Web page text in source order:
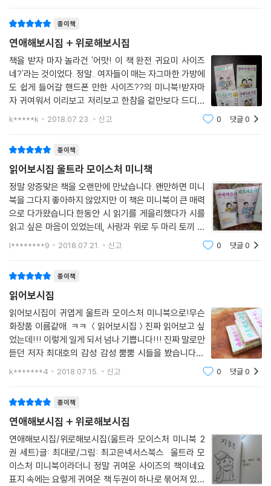
종이책
연애해보시집 + 위로해보시집
책을 받자 마자 놀라건 '어맛! 이 책 완전 귀요미 사이즈
네?'라는 것이었다. 정말.. 여자들이 매는 자그마한 가방에
도 쉽게 들어갈 핸드폰 만한 사이즈??의 미니북!받자마
자 귀여워서 이리보고 저리보고 한참을 겉만보다 드디어
펼친 책!사실 이 책은 빨리 읽으면 정말 10분만에도 읽을
k*****k 2018.07.23. 신고 0 댓글0
종이책
읽어보시집 울트라 모이스처 미니책
정말 앙증맞은 책을 오랜만에 만났습니다. 왠만하면 미니
북을 그다지 좋아하지 않았지만 이 책은 미니북이 큰 매력
으로 다가왔습니다.한동안 시 읽기를 게을리했다가 시를
읽고 싶은 마음이 있었는데, 사랑과 위로 두 마리 토끼 다
잡을 수 있는 주제라 더욱 좋았습니다.연애세포가 다 죽었
l********9 2018.07.21. 신고 0 댓글0
종이책
읽어보시집
읽어보시집이 귀엽게 울트라 모이스처 미니북으로!무슨
화장품 이름같애. ㅋㅋ ＜읽어보시집＞진짜 읽어보고 싶
었는데!!! 이렇게 일게 되서 넘나 기쁩니다!!! 진짜 말로만
듣던 저자 최대호의 감성 감성 뿜뿜 시들을 봤습니다!!!
특히 이번 책은 ＜읽어보시집＞, ＜이 시봐라＞ 그리고
k*******4 2018.07.15. 신고 0 댓글0
종이책
연애해보시집 + 위로해보시집
연애해보시집/위로해보시집(울트라 모이스처 미니북 2
권 세트)글: 최대로/그림: 최고은넥서스북스 울트라 모
이스처 미니북이라더니 정말 귀여운 사이즈의 책이네요
표지 속에는 요렇게 귀여운 책 두권이 하나로 묶어져 있네